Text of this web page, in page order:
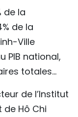
de la
de la
Ville
PIB national,
totales...
de l’Institut
Hô Chi